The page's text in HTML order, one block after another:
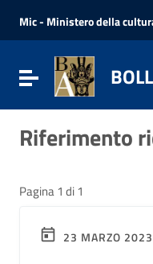
Vai al menu di
Vai al footer
Mic - Ministero della
Attiva / disattiva la
Riferimento
Pagina 1 di 1
23 MARZO 2023